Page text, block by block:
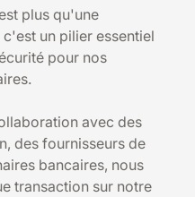
plus qu'une
un pilier essentiel
pour nos
avec des
des fournisseurs de
bancaires, nous
transaction sur notre